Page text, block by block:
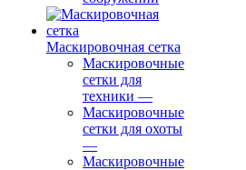
Маскировочная сетка
Маскировочные
сетки для
техники —
Маскировочные
сетки для охоты
—
Маскировочные